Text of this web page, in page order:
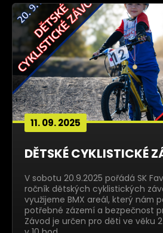
11. 09. 2025
DĚTSKÉ CYKLISTICKÉ
V sobotu 20.9.2025 pořádá SK
ročník dětských cyklistických
využijeme BMX areál, který nám
potřebné zázemí a bezpečnost
Závod je určen pro děti ve věku